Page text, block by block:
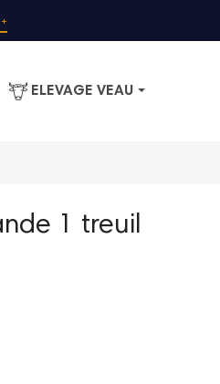
ELEVAGE VEAU
1 treuil